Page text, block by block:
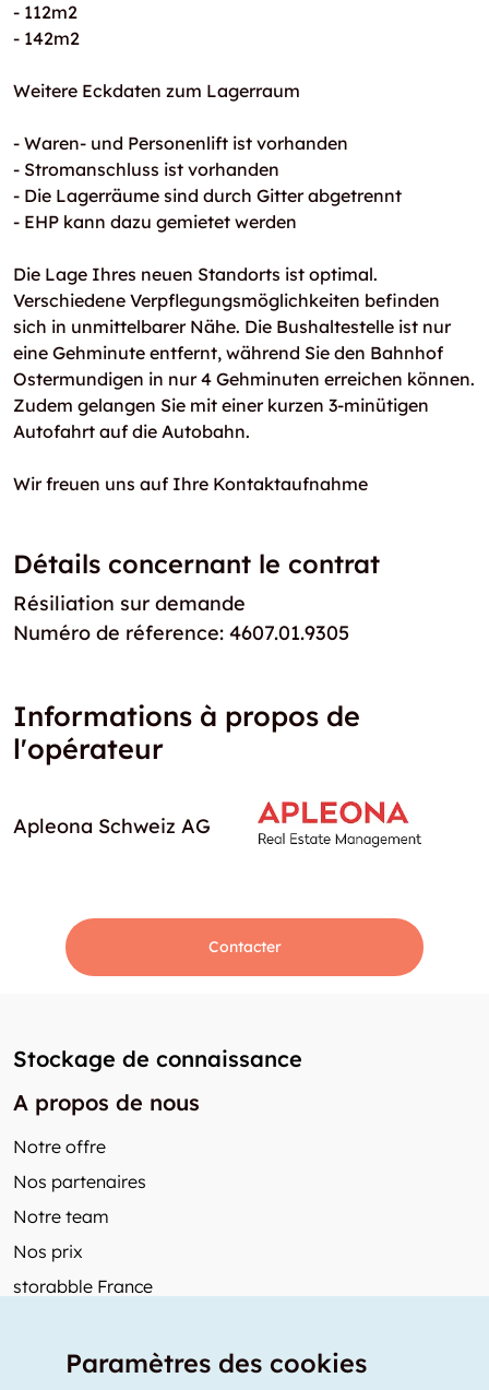
- 112m2
- 142m2
Weitere Eckdaten zum Lagerraum
- Waren- und Personenlift ist vorhanden
- Stromanschluss ist vorhanden
- Die Lagerräume sind durch Gitter abgetrennt
- EHP kann dazu gemietet werden
Die Lage Ihres neuen Standorts ist optimal.
Verschiedene Verpflegungsmöglichkeiten befinden
sich in unmittelbarer Nähe. Die Bushaltestelle ist nur
eine Gehminute entfernt, während Sie den Bahnhof
Ostermundigen in nur 4 Gehminuten erreichen können.
Zudem gelangen Sie mit einer kurzen 3-minütigen
Autofahrt auf die Autobahn.
Wir freuen uns auf Ihre Kontaktaufnahme
Détails concernant le contrat
Résiliation sur demande
Numéro de réference: 4607.01.9305
Informations à propos de
l'opérateur
Apleona Schweiz AG
Contacter
Stockage de connaissance
A propos de nous
Notre offre
Nos partenaires
Notre team
Nos prix
storabble France
Paramètres des cookies